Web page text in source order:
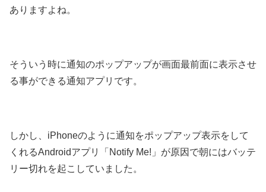
ありますよね。
そういう時に通知のポップアップが画面最前面に表示させ
る事ができる通知アプリです。
しかし、iPhoneのように通知をポップアップ表示をして
くれるAndroidアプリ「Notify Me!」が原因で朝にはバッテ
リー切れを起こしていました。